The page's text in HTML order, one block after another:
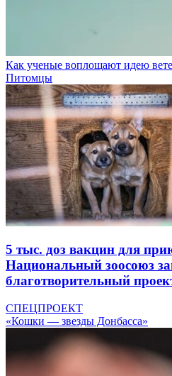
Как ученые воплощают идею
Питомцы
5 тыс. доз вакцин для
Национальный зоосоюз
благотворительный
СПЕЦПРОЕКТ
«Кошки — звезды Донбасса»